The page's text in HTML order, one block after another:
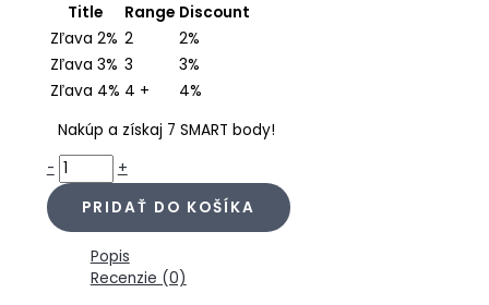
Title
Range Discount
Zľava 2% 2
2%
Zľava 3% 3
3%
Zľava 4% 4 +
4%
Nakúp a získaj 7 SMART body!
-
+
PRIDAŤ DO KOŠÍKA
Popis
Recenzie (0)